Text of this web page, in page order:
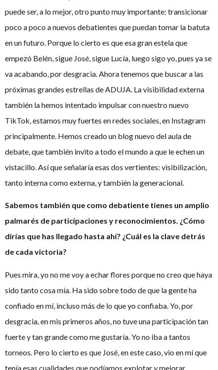
puede ser, a lo mejor, otro punto muy importante: transicionar
poco a poco a nuevos debatientes que puedan tomar la batuta
en un futuro. Porque lo cierto es que esa gran estela que
empezó Belén, sigue José, sigue Lucía, luego sigo yo, pues ya se
va acabando, por desgracia. Ahora tenemos que buscar a las
próximas grandes estrellas de ADUJA. La visibilidad externa
también la hemos intentado impulsar con nuestro nuevo
TikTok, estamos muy fuertes en redes sociales, en Instagram
principalmente. Hemos creado un blog nuevo del aula de
debate, que también invito a todo el mundo a que le echen un
vistacillo. Así que señalaría esas dos vertientes: visibilización,
tanto interna como externa, y también la generacional.
Sabemos también que como debatiente tienes un amplio
palmarés de participaciones y reconocimientos. ¿Cómo
dirías que has llegado hasta ahí? ¿Cuál es la clave detrás
de cada victoria?
Pues mira, yo no me voy a echar flores porque no creo que haya
sido tanto cosa mía. Ha sido sobre todo de que la gente ha
confiado en mí, incluso más de lo que yo confiaba. Yo, por
desgracia, en mis primeros años, no tuve una participación tan
fuerte y tan grande como me gustaría. Yo no iba a tantos
torneos. Pero lo cierto es que José, en este caso, vio en mí que
tenía esas cualidades que podíamos explotar y mejorar.